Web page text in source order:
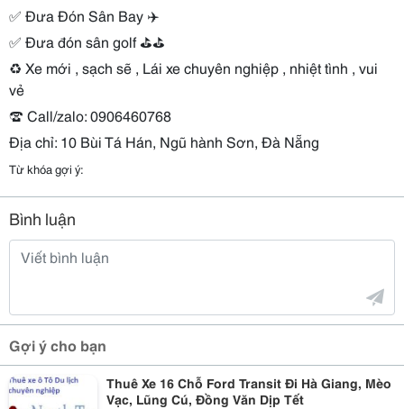
✅ Đưa Đón Sân Bay ✈️
✅ Đưa đón sân golf ⛳⛳
♻️ Xe mới , sạch sẽ , Lái xe chuyên nghiệp , nhiệt tình , vui
vẻ
☎️ Call/zalo: 0906460768
Địa chỉ: 10 Bùi Tá Hán, Ngũ hành Sơn, Đà Nẵng
Từ khóa gợi ý:
Bình luận
Gợi ý cho bạn
Thuê Xe 16 Chỗ Ford Transit Đi Hà Giang, Mèo
Vạc, Lũng Cú, Đồng Văn Dịp Tết